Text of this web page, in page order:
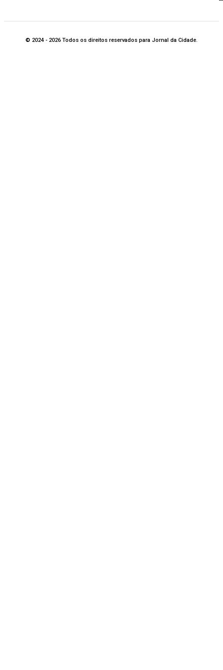
© 2024 - 2026 Todos os direitos reservados para Jornal da Cidade.